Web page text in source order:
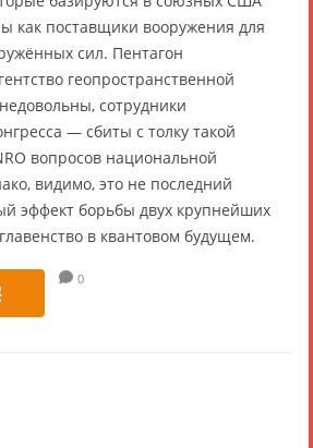
как поставщики вооружения для
сил. Пентагон
геопространственной
сотрудники
— сбиты с толку такой
вопросов национальной
видимо, это не последний
эффект борьбы двух крупнейших
в квантовом будущем.
0